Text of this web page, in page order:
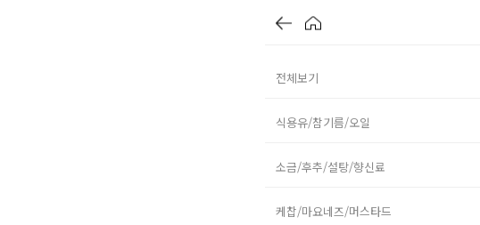
전체보기
식용유/참기름/오일
소금/후추/설탕/향신료
케찹/마요네즈/머스타드